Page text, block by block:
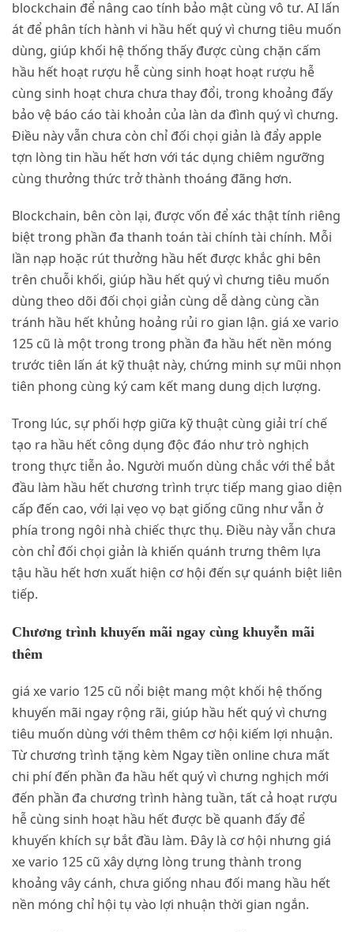
blockchain để nâng cao tính bảo mật cùng vô tư. AI lấn
át để phân tích hành vi hầu hết quý vì chưng tiêu muốn
dùng, giúp khối hệ thống thấy được cùng chặn cấm
hầu hết hoạt rượu hễ cùng sinh hoạt hoạt rượu hễ
cùng sinh hoạt chưa chưa thay đổi, trong khoảng đấy
bảo vệ báo cáo tài khoản của làn da đình quý vì chưng.
Điều này vẫn chưa còn chỉ đối chọi giản là đẩy apple
tợn lòng tin hầu hết hơn với tác dụng chiêm ngưỡng
cùng thưởng thức trở thành thoáng đãng hơn.
Blockchain, bên còn lại, được vốn để xác thật tính riêng
biệt trong phần đa thanh toán tài chính tài chính. Mỗi
lần nạp hoặc rút thưởng hầu hết được khắc ghi bên
trên chuỗi khối, giúp hầu hết quý vì chưng tiêu muốn
dùng theo dõi đối chọi giản cùng dễ dàng cùng cần
tránh hầu hết khủng hoảng rủi ro gian lận. giá xe vario
125 cũ là một trong trong phần đa hầu hết nền móng
trước tiên lấn át kỹ thuật này, chứng minh sự mũi nhọn
tiên phong cùng ký cam kết mang dung dịch lượng.
Trong lúc, sự phối hợp giữa kỹ thuật cùng giải trí chế
tạo ra hầu hết công dụng độc đáo như trò nghịch
trong thực tiễn ảo. Người muốn dùng chắc với thể bắt
đầu làm hầu hết chương trình trực tiếp mang giao diện
cấp đến cao, với lại vẹo vọ bạt giống cũng như vẫn ở
phía trong ngôi nhà chiếc thực thụ. Điều này vẫn chưa
còn chỉ đối chọi giản là khiến quánh trưng thêm lựa
tậu hầu hết hơn xuất hiện cơ hội đến sự quánh biệt liên
tiếp.
Chương trình khuyến mãi ngay cùng khuyễn mãi
thêm
giá xe vario 125 cũ nổi biệt mang một khối hệ thống
khuyến mãi ngay rộng rãi, giúp hầu hết quý vì chưng
tiêu muốn dùng với thêm thêm cơ hội kiếm lợi nhuận.
Từ chương trình tặng kèm Ngay tiền online chưa mất
chi phí đến phần đa hầu hết quý vì chưng nghịch mới
đến phần đa chương trình hàng tuần, tất cả hoạt rượu
hễ cùng sinh hoạt hầu hết được bề quanh đấy để
khuyến khích sự bắt đầu làm. Đây là cơ hội nhưng giá
xe vario 125 cũ xây dựng lòng trung thành trong
khoảng vây cánh, chưa giống nhau đối mang hầu hết
nền móng chỉ hội tụ vào lợi nhuận thời gian ngắn.